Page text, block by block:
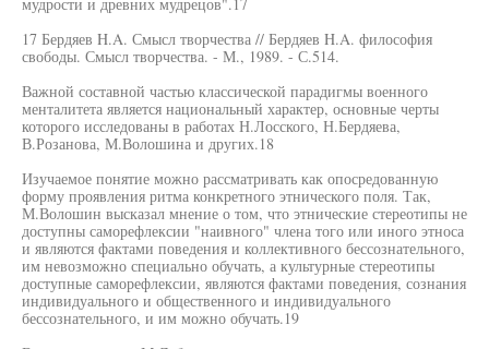
17 Бердяев H.A. Смысл творчества // Бердяев H.A. философия
свободы. Смысл творчества. - М., 1989. - С.514.
Важной составной частью классической парадигмы военного
менталитета является национальный характер, основные черты
которого исследованы в работах Н.Лосского, Н.Бердяева,
В.Розанова, М.Волошина и других.18
Изучаемое понятие можно рассматривать как опосредованную
форму проявления ритма конкретного этнического поля. Так,
М.Волошин высказал мнение о том, что этнические стереотипы не
доступны саморефлексии "наивного" члена того или иного этноса
и являются фактами поведения и коллективного бессознательного,
им невозможно специально обучать, а культурные стереотипы
доступные саморефлексии, являются фактами поведения, сознания
индивидуального и общественного и индивидуального
бессознательного, и им можно обучать.19